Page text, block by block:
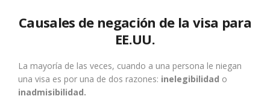
Causales de negación de la visa para
EE.UU.
La mayoría de las veces, cuando a una persona le niegan
una visa es por una de dos razones: inelegibilidad o
inadmisibilidad.